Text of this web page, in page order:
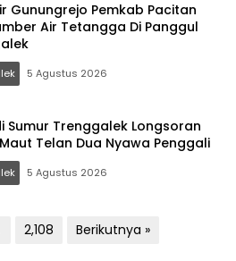
Gunungrejo Pemkab Pacitan
Air Tetangga Di Panggul
5 Agustus 2026
Sumur Trenggalek Longsoran
Telan Dua Nyawa Penggali
5 Agustus 2026
2,108 Berikutnya »